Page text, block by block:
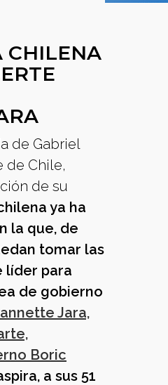
CHILENA
de Gabriel
de Chile,
de su
ya ha
la que, de
tomar las
líder para
de gobierno
Jara,
Boric
a sus 51